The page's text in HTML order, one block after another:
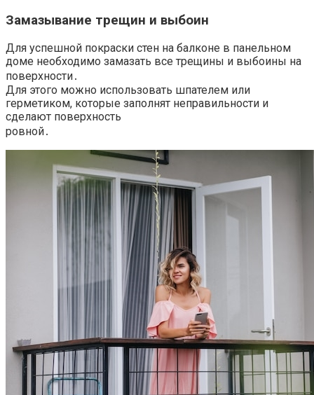
Замазывание трещин и выбоин
Для успешной покраски стен на балконе в панельном
доме необходимо замазать все трещины и выбоины на
поверхности․
Для этого можно использовать шпателем или
герметиком, которые заполнят неправильности и
сделают поверхность
ровной․